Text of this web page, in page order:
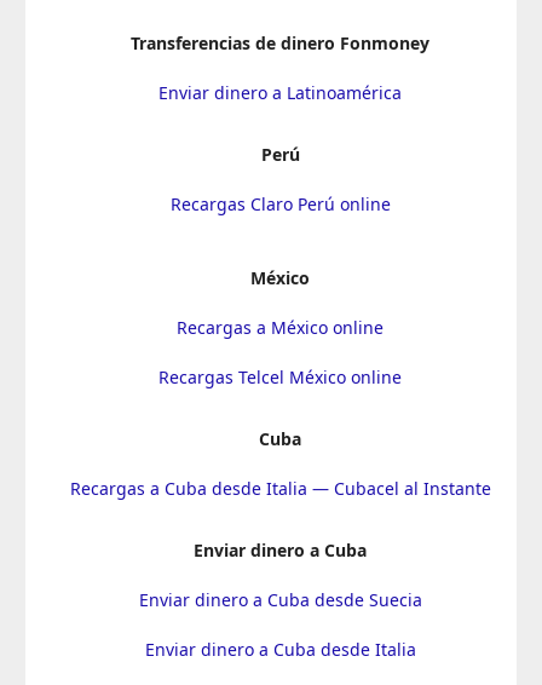
Transferencias de dinero Fonmoney
Enviar dinero a Latinoamérica
Perú
Recargas Claro Perú online
México
Recargas a México online
Recargas Telcel México online
Cuba
Recargas a Cuba desde Italia — Cubacel al Instante
Enviar dinero a Cuba
Enviar dinero a Cuba desde Suecia
Enviar dinero a Cuba desde Italia